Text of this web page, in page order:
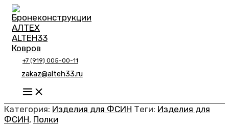
Перейти
содержимому
+7 (919) 005-00-11
zakaz@alteh33.ru
Main
Menu
Категория: Изделия для ФСИН Теги: Изделия для
ФСИН, Полки